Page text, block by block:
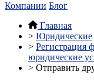
Компании Блог
Главная
> Юридические
> Регистрация
юридические
> Отправить